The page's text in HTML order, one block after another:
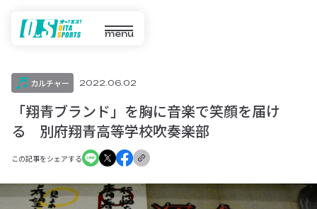
menu
カルチャー 2022.06.02
「翔青ブランド」を胸に音楽で笑顔を届け
る 別府翔青高等学校吹奏楽部
この記事をシェアする